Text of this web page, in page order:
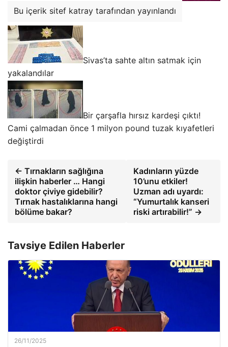
Bu içerik sitef katray tarafından yayınlandı
Sivas’ta sahte altın satmak için
yakalandılar
Bir çarşafla hırsız kardeşi çıktı!
Cami çalmadan önce 1 milyon pound tuzak kıyafetleri
değiştirdi
← Tırnakların sağlığına
ilişkin haberler … Hangi
doktor çiviye gidebilir?
Tırnak hastalıklarına hangi
bölüme bakar?
Kadınların yüzde
10’unu etkiler!
Uzman adı uyardı:
“Yumurtalık kanseri
riski artırabilir!” →
Tavsiye Edilen Haberler
26/11/2025